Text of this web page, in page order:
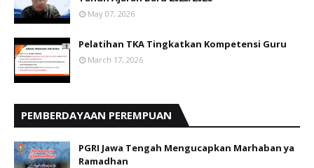
May 07, 2026
Pelatihan TKA Tingkatkan Kompetensi Guru
March 17, 2026
PEMBERDAYAAN PEREMPUAN
PGRI Jawa Tengah Mengucapkan Marhaban ya
Ramadhan